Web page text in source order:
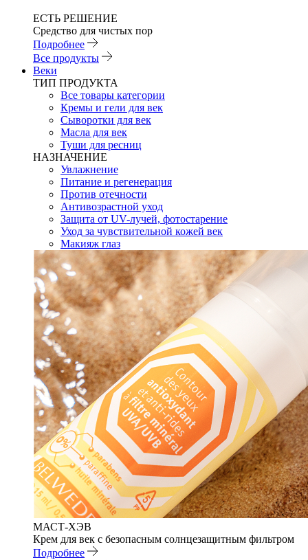
ЕСТЬ РЕШЕНИЕ
Средство для чистых пор
Подробнее
Все продукты
Веки
ТИП ПРОДУКТА
Все товары категории
Кремы и гели для век
Сыворотки для век
Масла для век
Туши для ресниц
НАЗНАЧЕНИЕ
Увлажнение
Питание и регенерация
Против отечности
Антивозрастной уход
Защита от UV-лучей, фотостарение
Уход за чувствительной кожей век
Макияж глаз
МАСТ-ХЭВ
Крем для век с безопасным солнцезащитным фильтром
Подробнее